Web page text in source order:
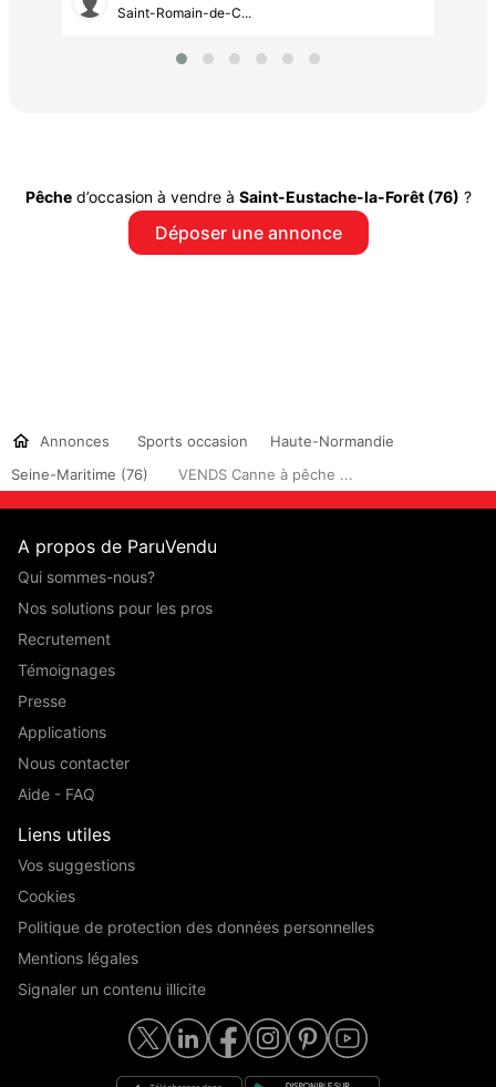
Saint-Romain-de-C...
Pêched’occasion à vendre à Saint-Eustache-la-Forêt (76) ?
Déposer une annonce
Annonces Sports occasion
Haute-Normandie
Seine-Maritime (76)
VENDS Canne à pêche ...
A propos de ParuVendu
Qui sommes-nous?
Nos solutions pour les pros
Recrutement
Témoignages
Presse
Applications
Nous contacter
Aide - FAQ
Liens utiles
Vos suggestions
Cookies
Politique de protection des données personnelles
Mentions légales
Signaler un contenu illicite